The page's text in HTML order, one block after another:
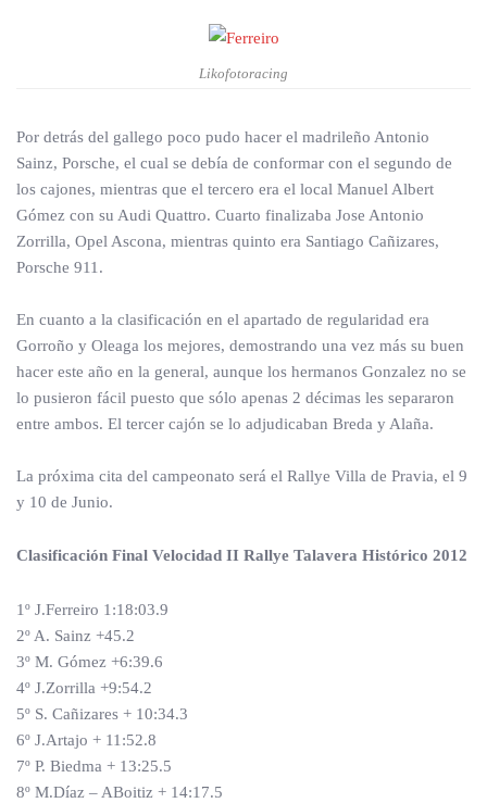
Likofotoracing
Por detrás del gallego poco pudo hacer el madrileño Antonio
Sainz, Porsche, el cual se debía de conformar con el segundo de
los cajones, mientras que el tercero era el local Manuel Albert
Gómez con su Audi Quattro. Cuarto finalizaba Jose Antonio
Zorrilla, Opel Ascona, mientras quinto era Santiago Cañizares,
Porsche 911.
En cuanto a la clasificación en el apartado de regularidad era
Gorroño y Oleaga los mejores, demostrando una vez más su buen
hacer este año en la general, aunque los hermanos Gonzalez no se
lo pusieron fácil puesto que sólo apenas 2 décimas les separaron
entre ambos. El tercer cajón se lo adjudicaban Breda y Alaña.
La próxima cita del campeonato será el Rallye Villa de Pravia, el 9
y 10 de Junio.
Clasificación Final Velocidad II Rallye Talavera Histórico 2012
1º J.Ferreiro 1:18:03.9
2º A. Sainz +45.2
3º M. Gómez +6:39.6
4º J.Zorrilla +9:54.2
5º S. Cañizares + 10:34.3
6º J.Artajo + 11:52.8
7º P. Biedma + 13:25.5
8º M.Díaz – ABoitiz + 14:17.5